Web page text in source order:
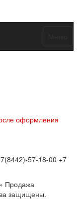
оформления
57-18-00 +7
Продажа
защищены.